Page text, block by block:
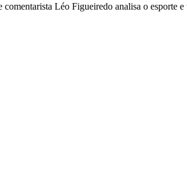
Léo Figueiredo analisa o esporte